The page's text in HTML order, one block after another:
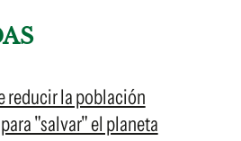
reducir la población
"salvar" el planeta